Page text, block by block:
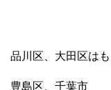
品川区、大田区は
豊島区、千葉市